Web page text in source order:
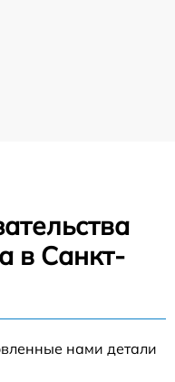
в Санкт-
нами детали